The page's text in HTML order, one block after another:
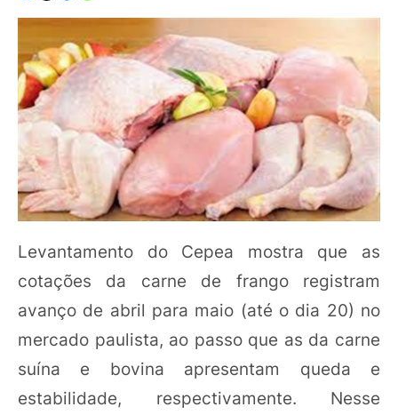
Levantamento do Cepea mostra que as
cotações da carne de frango registram
avanço de abril para maio (até o dia 20) no
mercado paulista, ao passo que as da carne
suína e bovina apresentam queda e
estabilidade, respectivamente. Nesse